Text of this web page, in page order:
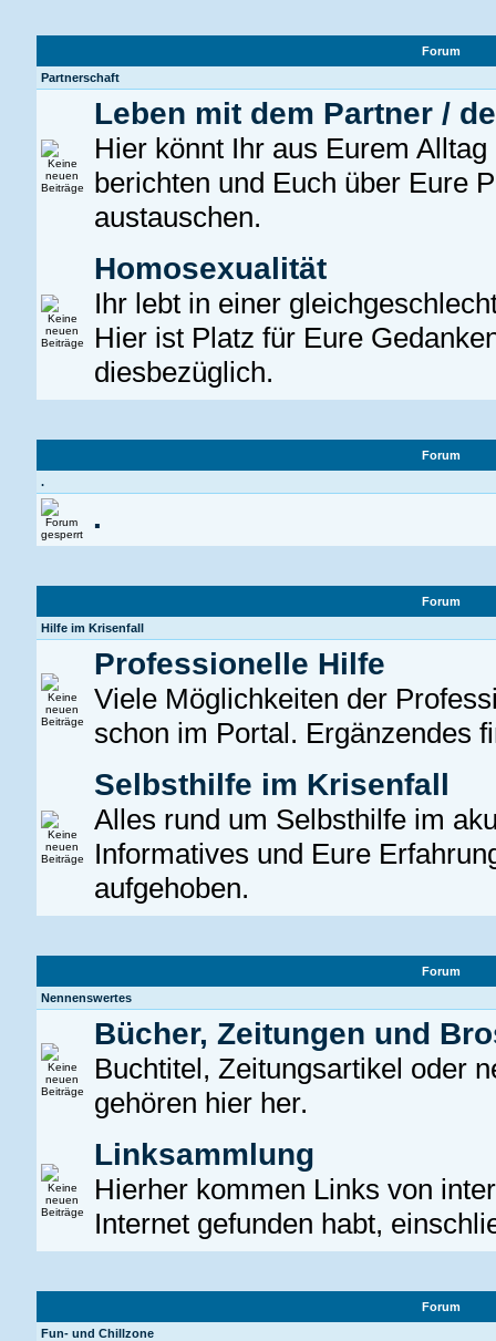
Forum
Partnerschaft
Leben mit dem Partner /
Hier könnt Ihr aus Eurem
berichten und Euch über Eure
austauschen.
Homosexualität
Ihr lebt in einer
Hier ist Platz für Eure
diesbezüglich.
Forum
.
.
Forum
Hilfe im Krisenfall
Professionelle Hilfe
Viele Möglichkeiten der
schon im Portal. Ergänzendes
Selbsthilfe im Krisenfall
Alles rund um Selbsthilfe im
Informatives und Eure
aufgehoben.
Forum
Nennenswertes
Bücher, Zeitungen und
Buchtitel, Zeitungsartikel oder
gehören hier her.
Linksammlung
Hierher kommen Links von
Internet gefunden habt,
Forum
Fun- und Chillzone